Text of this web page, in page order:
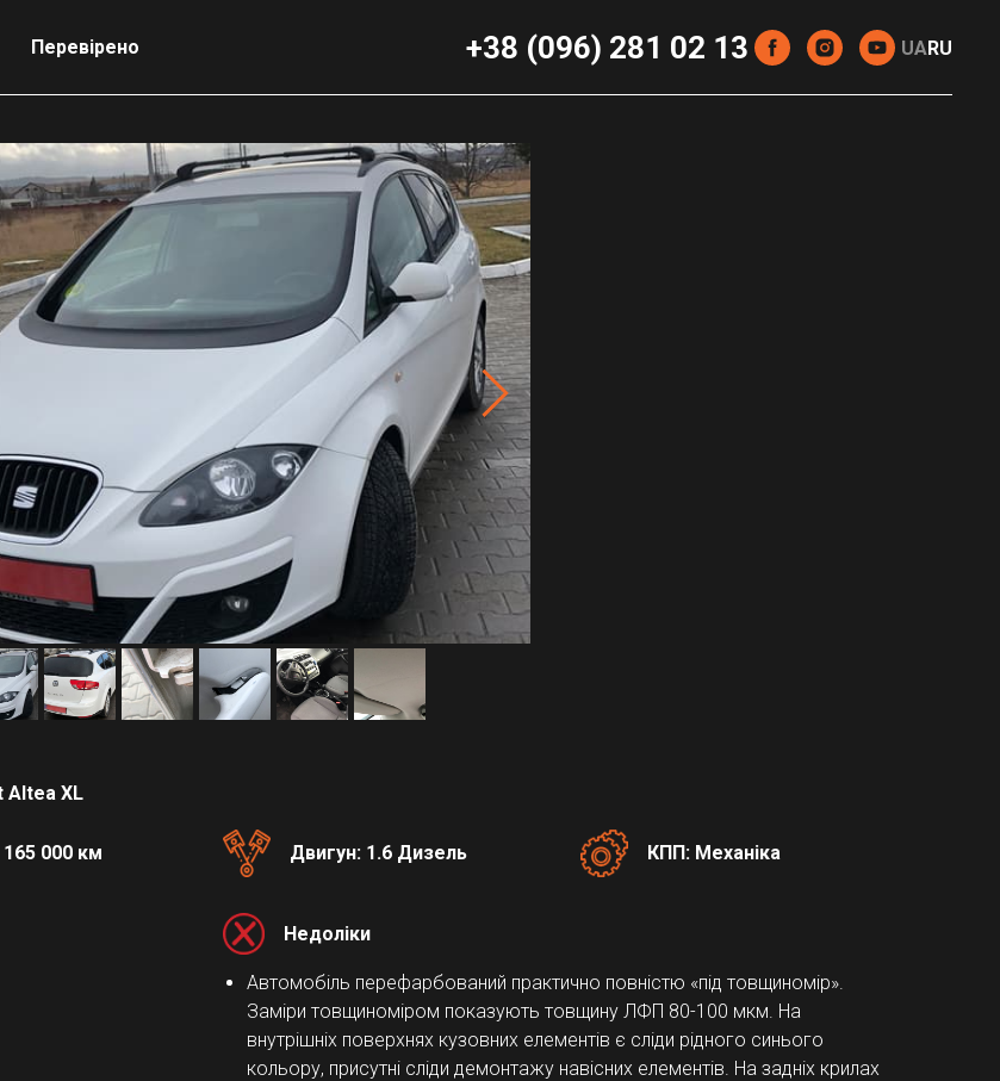
Перевірено +38 (096) 281 02 13 UARU
Altea XL
165 000 км Двигун: 1.6 Дизель КПП: Механіка
Недоліки
Автомобіль перефарбований практично повністю «під товщиномір».
Заміри товщиноміром показують товщину ЛФП 80-100 мкм. На
внутрішніх поверхнях кузовних елементів є сліди рідного синього
кольору, присутні сліди демонтажу навісних елементів. На задніх крилах